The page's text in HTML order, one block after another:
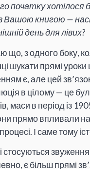
початку
книгою —
день для лівих?
що, з одного боку,
шукати прямі
є, але цей
в цілому — це
маси в період із
прямо впливали
І саме тому
звуження
є більш прямі